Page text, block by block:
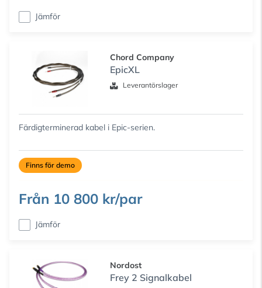
Jämför
Chord Company
EpicXL
Leverantörslager
Färdigterminerad kabel i Epic-serien.
Finns för demo
Från 10 800 kr/par
Jämför
Nordost
Frey 2 Signalkabel